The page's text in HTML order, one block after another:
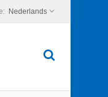
Nederlands